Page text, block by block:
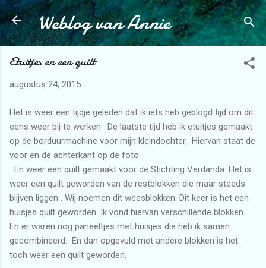
Doorgaan naar hoofdcontent
Weblog van Annie
Etuitjes en een quilt
augustus 24, 2015
Het is weer een tijdje geleden dat ik iets heb geblogd tijd om dit
eens weer bij te werken. De laatste tijd heb ik etuitjes gemaakt
op de borduurmachine voor mijn kleindochter. Hiervan staat de
voor en de achterkant op de foto.
En weer een quilt gemaakt voor de Stichting Verdanda. Het is
weer een quilt geworden van de restblokken die maar steeds
blijven liggen . Wij noemen dit weesblokken. Dit keer is het een
huisjes quilt geworden. Ik vond hiervan verschillende blokken.
En er waren nog paneeltjes met huisjes die heb ik samen
gecombineerd. En dan opgevuld met andere blokken is het
toch weer een quilt geworden.